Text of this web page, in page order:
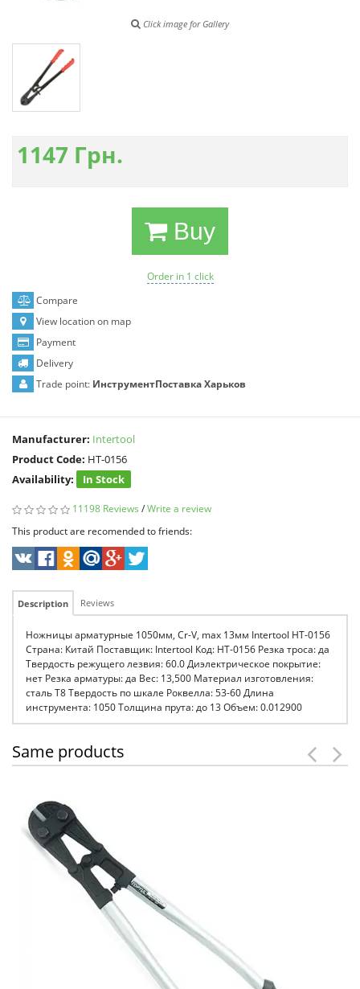
Click image for Gallery
1147 Грн.
Buy
Order in 1 click
Compare
View location on map
Payment
Delivery
Trade point: ИнструментПоставка Харьков
Manufacturer: Intertool
Product Code: HT-0156
Availability:
In Stock
11198 Reviews /Write a review
This product are recomended to friends:
Description Reviews
Ножницы арматурные 1050мм, Cr-V, max 13мм Intertool HT-0156
Страна: Китай Поставщик: Intertool Код: HT-0156 Резка троса: да
Твердость режущего лезвия: 60.0 Диэлектрическое покрытие:
нет Резка арматуры: да Вес: 13,500 Материал изготовления:
сталь Т8 Твердость по шкале Роквелла: 53-60 Длина
инструмента: 1050 Толщина прута: до 13 Объем: 0.012900
Same products